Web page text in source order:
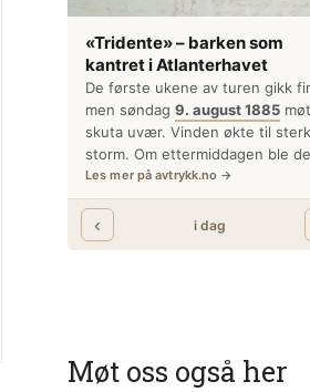
Møt oss også her